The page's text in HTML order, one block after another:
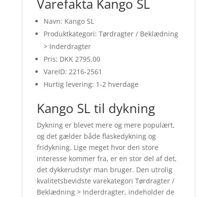
Varefakta Kango SL
Navn: Kango SL
Produktkategori: Tørdragter / Beklædning
> Inderdragter
Pris: DKK 2795.00
VareID: 2216-2561
Hurtig levering: 1-2 hverdage
Kango SL til dykning
Dykning er blevet mere og mere populært,
og det gælder både flaskedykning og
fridykning. Lige meget hvor den store
interesse kommer fra, er en stor del af det,
det dykkerudstyr man bruger. Den utrolig
kvalitetsbevidste varekategori Tørdragter /
Beklædning > Inderdragter, indeholder de